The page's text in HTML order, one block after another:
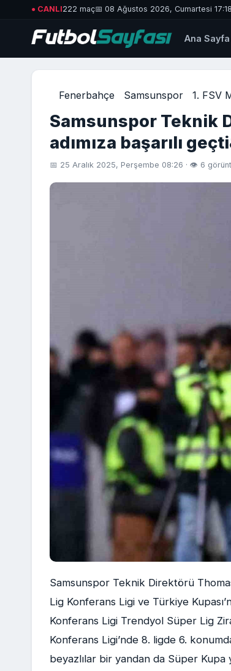
● CANLI222 maç📅 08 Ağustos 2026, Cumartesi 17:18
Ana Sayfa
Fenerbahçe Samsunspor 1. FSV
Samsunspor Teknik
adımıza başarılı
📅 25 Aralık 2025, Perşembe 08:26 · 👁 6
Samsunspor Teknik Direktörü
Lig Konferans Ligi ve Türkiye
Konferans Ligi Trendyol Süper Lig
Konferans Ligi’nde 8. ligde 6.
beyazlılar bir yandan da Süper Kupa